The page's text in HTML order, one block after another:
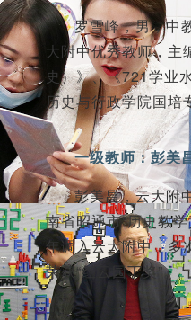
罗雪峰，男，中
大附中优秀教师，主
史）》、《721学业
历史与行政学院国培
一级教师：彭美
彭美昌，云大附
南省昭通市“历史教
年调入云大附中，多
荣获“红云园丁奖”。